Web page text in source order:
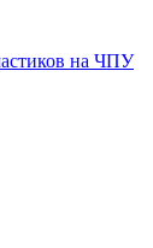
на ЧПУ